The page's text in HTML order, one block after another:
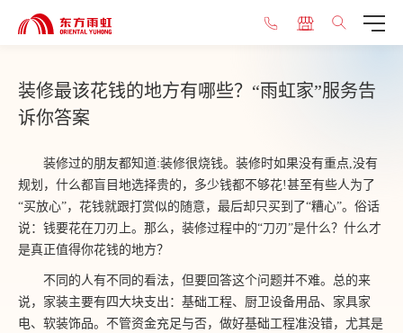
装修最该花钱的地方有哪些？“雨虹家”服务告
诉你答案
装修过的朋友都知道:装修很烧钱。装修时如果没有重点,没有
规划，什么都盲目地选择贵的，多少钱都不够花!甚至有些人为了
“买放心”，花钱就跟打赏似的随意，最后却只买到了“糟心”。俗话
说：钱要花在刀刃上。那么，装修过程中的“刀刃”是什么？什么才
是真正值得你花钱的地方？
不同的人有不同的看法，但要回答这个问题并不难。总的来
说，家装主要有四大块支出：基础工程、厨卫设备用品、家具家
电、软装饰品。不管资金充足与否，做好基础工程准没错，尤其是